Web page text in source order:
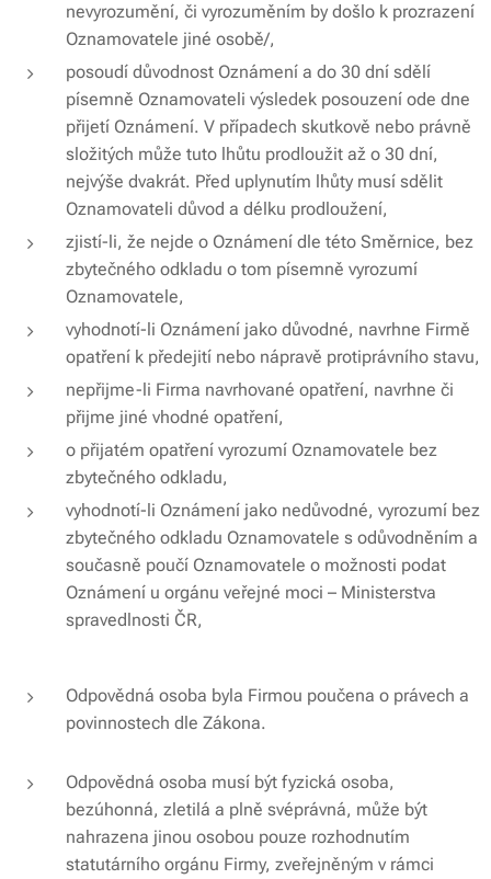
nevyrozumění, či vyrozuměním by došlo k prozrazení
Oznamovatele jiné osobě/,
posoudí důvodnost Oznámení a do 30 dní sdělí
písemně Oznamovateli výsledek posouzení ode dne
přijetí Oznámení. V případech skutkově nebo právně
složitých může tuto lhůtu prodloužit až o 30 dní,
nejvýše dvakrát. Před uplynutím lhůty musí sdělit
Oznamovateli důvod a délku prodloužení,
zjistí-li, že nejde o Oznámení dle této Směrnice, bez
zbytečného odkladu o tom písemně vyrozumí
Oznamovatele,
vyhodnotí-li Oznámení jako důvodné, navrhne Firmě
opatření k předejití nebo nápravě protiprávního stavu,
nepřijme-li Firma navrhované opatření, navrhne či
přijme jiné vhodné opatření,
o přijatém opatření vyrozumí Oznamovatele bez
zbytečného odkladu,
vyhodnotí-li Oznámení jako nedůvodné, vyrozumí bez
zbytečného odkladu Oznamovatele s odůvodněním a
současně poučí Oznamovatele o možnosti podat
Oznámení u orgánu veřejné moci – Ministerstva
spravedlnosti ČR,
Odpovědná osoba byla Firmou poučena o právech a
povinnostech dle Zákona.
Odpovědná osoba musí být fyzická osoba,
bezúhonná, zletilá a plně svéprávná, může být
nahrazena jinou osobou pouze rozhodnutím
statutárního orgánu Firmy, zveřejněným v rámci